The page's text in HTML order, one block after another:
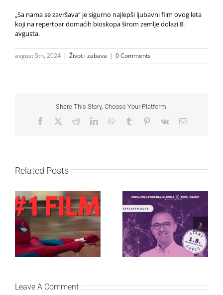
„Sa nama se završava“ je sigurno najlepši ljubavni film ovog leta
koji na repertoar domaćih bioskopa širom zemlje dolazi 8.
avgusta.
avgust 5th, 2024 | Život i zabava | 0 Comments
Share This Story, Choose Your Platform!
Facebook RedditLinkedInWhatsApp
Tumblr Pinterest
Vk Email
Related Posts
Najuspešnije otvaranje
studijskog filma u Srbiji:
Spajdermen: Novi dan
oborio rekord već prvog
vikenda
Priključi se besplatnoj
regionalnoj AI edukaciji
i nauči kako da
veštačku inteligenciju
primeniš u praksi
Leave A Comment